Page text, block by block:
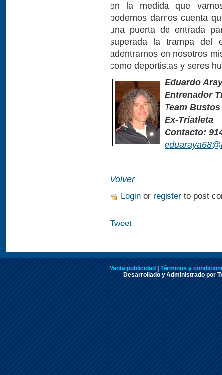
en la medida que
podemos darnos cuenta
una puerta de entrada
superada la trampa del
adentrarnos en nosotros
como deportistas y seres
Eduardo
Entrenador
Team
Ex-Triatleta
Contacto:
Volver
Login or register to post
Tweet
Venta publicidad
Términos y
Desarrollado y Administrado por